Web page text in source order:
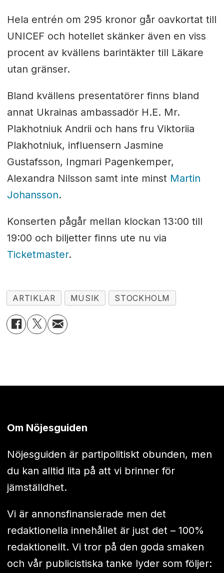
Hela entrén om 295 kronor går oavkortat till
UNICEF och hotellet skänker även en viss
procent av kvällens barintäkter till Läkare
utan gränser.
Bland kvällens presentatörer finns bland
annat Ukrainas ambassadör H.E. Mr.
Plakhotniuk Andrii och hans fru Viktoriia
Plakhotniuk, influensern Jasmine
Gustafsson, Ingmari Pagenkemper,
Alexandra Nilsson samt inte minst Martin
Johansson.
Konserten pågår mellan klockan 13:00 till
19:00 och biljetter finns ute nu via
Ticketmaster.
ARTIKLAR MUSIK STOCKHOLM
Om Nöjesguiden
Nöjesguiden är partipolitiskt obunden, men
du kan alltid lita på att vi brinner för
jämställdhet.
Vi är annonsfinansierade men det
redaktionella innehållet är just det – 100%
redaktionellt. Vi tror på den goda smaken
och vår publicistiska tanke lyder som följer: